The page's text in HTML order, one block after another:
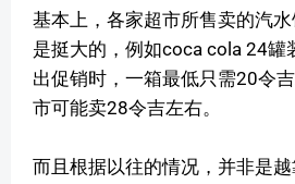
基本上，各家超市所售卖的汽
是挺大的，例如coca cola 24罐
出促销时，一箱最低只需20令
市可能卖28令吉左右。
而且根据以往的情况，并非是